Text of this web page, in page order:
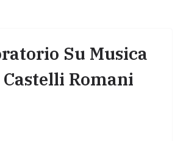
Su Musica
Romani